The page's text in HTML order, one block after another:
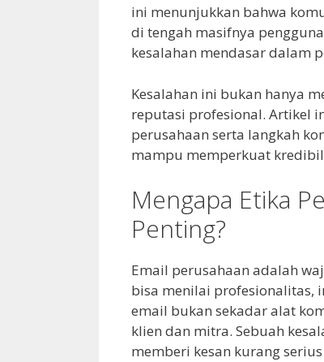
ini menunjukkan bahwa
di tengah masifnya
kesalahan mendasar dalam
Kesalahan ini bukan hanya
reputasi profesional. Artikel
perusahaan serta langkah
mampu memperkuat
Mengapa Etika
Penting?
Email perusahaan adalah
bisa menilai profesionalitas,
email bukan sekadar alat
klien dan mitra. Sebuah
memberi kesan kurang